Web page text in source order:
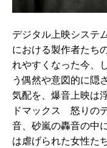
デジタル上映システ
における製作者たち
れやすくなった今、
う偶然や意図的に隠
気配を、爆音上映は
ドマックス 怒りの
音、砂嵐の轟音の中
は虐げられた女性た